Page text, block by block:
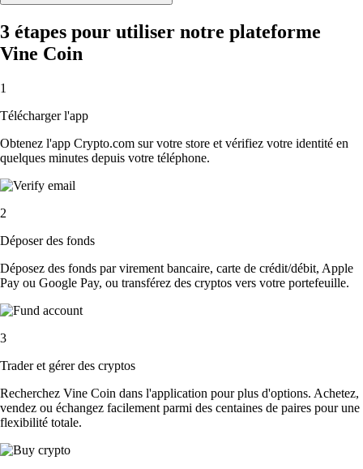
3 étapes pour utiliser notre plateforme
Vine Coin
1
Télécharger l'app
Obtenez l'app Crypto.com sur votre store et vérifiez votre identité en
quelques minutes depuis votre téléphone.
2
Déposer des fonds
Déposez des fonds par virement bancaire, carte de crédit/débit, Apple
Pay ou Google Pay, ou transférez des cryptos vers votre portefeuille.
3
Trader et gérer des cryptos
Recherchez Vine Coin dans l'application pour plus d'options. Achetez,
vendez ou échangez facilement parmi des centaines de paires pour une
flexibilité totale.